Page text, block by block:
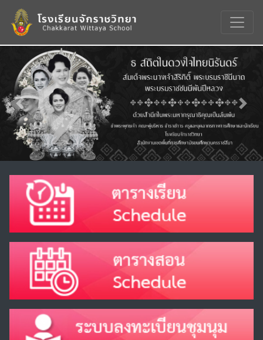
Previous Next